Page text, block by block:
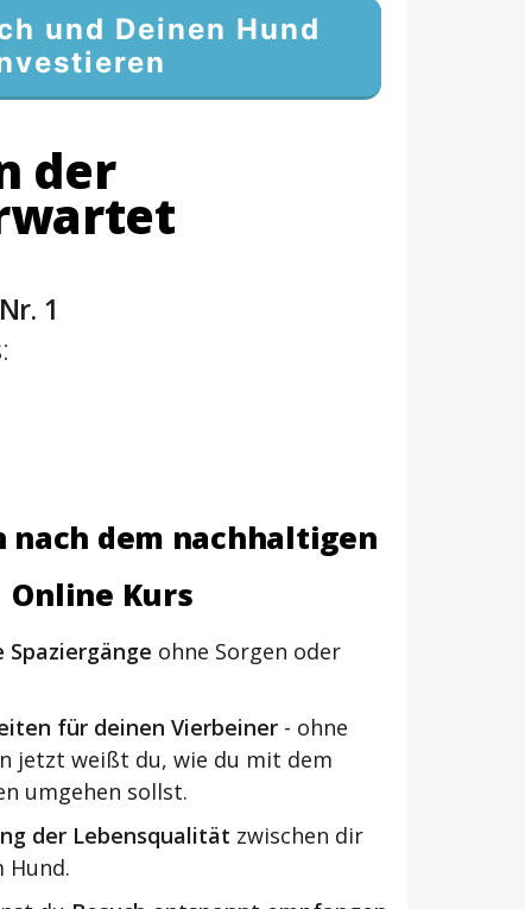
und Deinen Hund
der
1
nach dem nachhaltigen
Online Kurs
Spaziergänge ohne Sorgen oder
für deinen Vierbeiner - ohne
jetzt weißt du, wie du mit dem
umgehen sollst.
der Lebensqualität zwischen dir
Hund.